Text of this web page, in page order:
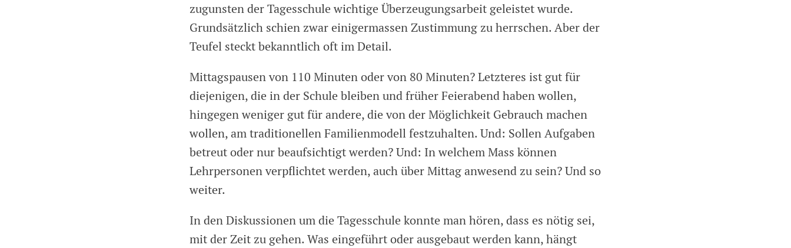
zugunsten der Tagesschule wichtige Überzeugungsarbeit geleistet wurde.
Grundsätzlich schien zwar einigermassen Zustimmung zu herrschen. Aber der
Teufel steckt bekanntlich oft im Detail.
Mittagspausen von 110 Minuten oder von 80 Minuten? Letzteres ist gut für
diejenigen, die in der Schule bleiben und früher Feierabend haben wollen,
hingegen weniger gut für andere, die von der Möglichkeit Gebrauch machen
wollen, am traditionellen Familienmodell festzuhalten. Und: Sollen Aufgaben
betreut oder nur beaufsichtigt werden? Und: In welchem Mass können
Lehrpersonen verpflichtet werden, auch über Mittag anwesend zu sein? Und so
weiter.
In den Diskussionen um die Tagesschule konnte man hören, dass es nötig sei,
mit der Zeit zu gehen. Was eingeführt oder ausgebaut werden kann, hängt